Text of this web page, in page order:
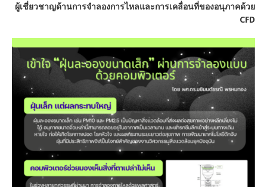
ผู้เชี่ยวชาญด้านการจำลองการไหลและการเคลื่อนที่ของอนุภาคด้วย
CFD